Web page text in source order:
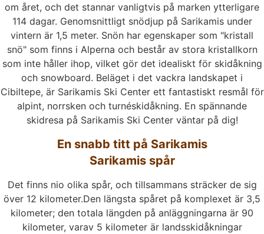
om året, och det stannar vanligtvis på marken ytterligare
114 dagar. Genomsnittligt snödjup på Sarikamis under
vintern är 1,5 meter. Snön har egenskaper som "kristall
snö" som finns i Alperna och består av stora kristallkorn
som inte håller ihop, vilket gör det idealiskt för skidåkning
och snowboard. Beläget i det vackra landskapet i
Cibiltepe, är Sarikamis Ski Center ett fantastiskt resmål för
alpint, norrsken och turnéskidåkning. En spännande
skidresa på Sarikamis Ski Center väntar på dig!
En snabb titt på Sarikamis
Sarikamis spår
Det finns nio olika spår, och tillsammans sträcker de sig
över 12 kilometer.Den längsta spåret på komplexet är 3,5
kilometer; den totala längden på anläggningarna är 90
kilometer, varav 5 kilometer är landsskidåkningar